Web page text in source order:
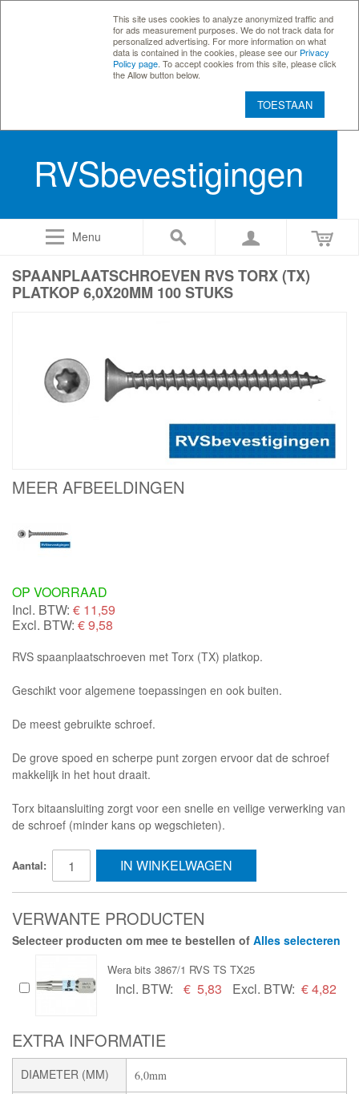
This site uses cookies to analyze anonymized traffic and
for ads measurement purposes. We do not track data for
personalized advertising. For more information on what
data is contained in the cookies, please see our Privacy
Policy page . To accept cookies from this site, please click
the Allow button below.
TOESTAAN
RVSbevestigingen
Menu
SPAANPLAATSCHROEVEN RVS TORX (TX)
PLATKOP 6,0X20MM 100 STUKS
MEER AFBEELDINGEN
OP VOORRAAD
Incl. BTW: € 11,59
Excl. BTW: € 9,58
RVS spaanplaatschroeven met Torx (TX) platkop.
Geschikt voor algemene toepassingen en ook buiten.
De meest gebruikte schroef.
De grove spoed en scherpe punt zorgen ervoor dat de schroef
makkelijk in het hout draait.
Torx bitaansluiting zorgt voor een snelle en veilige verwerking van
de schroef (minder kans op wegschieten).
Aantal: IN WINKELWAGEN
VERWANTE PRODUCTEN
Selecteer producten om mee te bestellen of Alles selecteren
Wera bits 3867/1 RVS TS TX25
Incl. BTW: € 5,83 Excl. BTW: € 4,82
EXTRA INFORMATIE
DIAMETER (MM) 6,0mm